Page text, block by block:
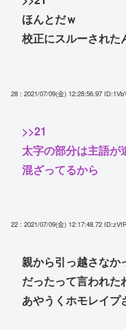
ほんとだｗ
校正にスルーされた
28 : 2021/07/09(金) 12:28:56.97
>>21
太字の部分は主語が
混ざってるから
22 : 2021/07/09(金) 12:17:48.72
親から引っ越さなか
だったって言われた
あやうくホモレイ